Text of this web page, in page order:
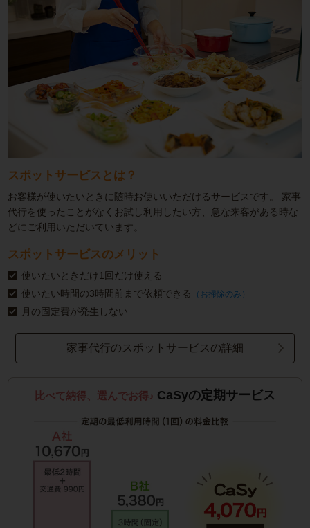
スポットサービスとは？
お客様が使いたいときに随時お使いいただけるサービスです。
家事
代行を使ったことがなくお試し利用したい方、急な来客がある時な
どにご利用いただいています。
スポットサービスのメリット
使いたいときだけ1回だけ使える
使いたい時間の3時間前まで依頼できる
（お掃除のみ）
月の固定費が発生しない
家事代行のスポットサービスの詳細
比べて納得、選んでお得♪ CaSyの定期サービス